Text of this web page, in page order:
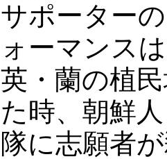
サポーター
ォーマンス
英・蘭の植
た時、朝鮮
隊に志願者